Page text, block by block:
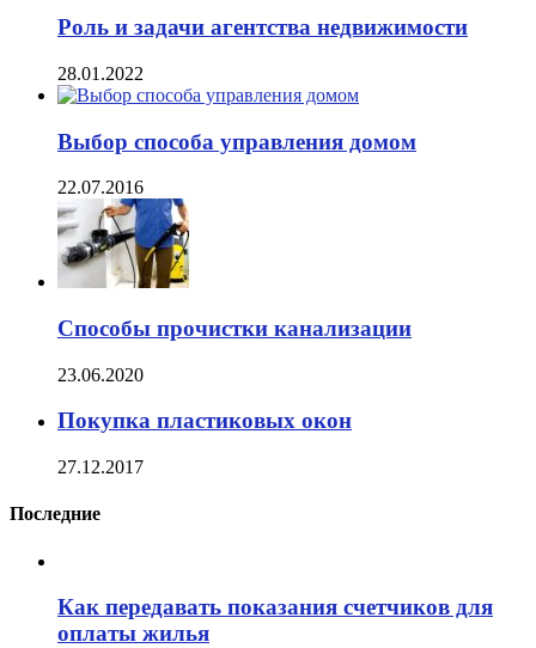
Роль и задачи агентства недвижимости
28.01.2022
Выбор способа управления домом
22.07.2016
Способы прочистки канализации
23.06.2020
Покупка пластиковых окон
27.12.2017
Последние
Как передавать показания счетчиков для
оплаты жилья